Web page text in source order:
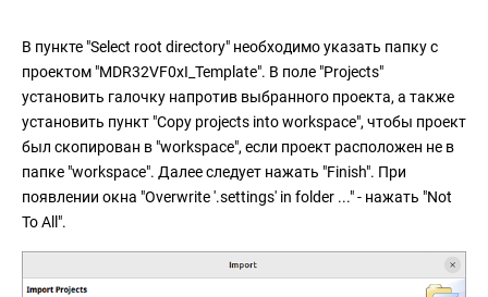
В пункте "Select root directory" необходимо указать папку с
проектом "MDR32VF0xI_Template". В поле "Projects"
установить галочку напротив выбранного проекта, а также
установить пункт "Copy projects into workspace", чтобы проект
был скопирован в "workspace", если проект расположен не в
папке "workspace". Далее следует нажать "Finish". При
появлении окна "Overwrite '.settings' in folder ..." - нажать "Not
To All".